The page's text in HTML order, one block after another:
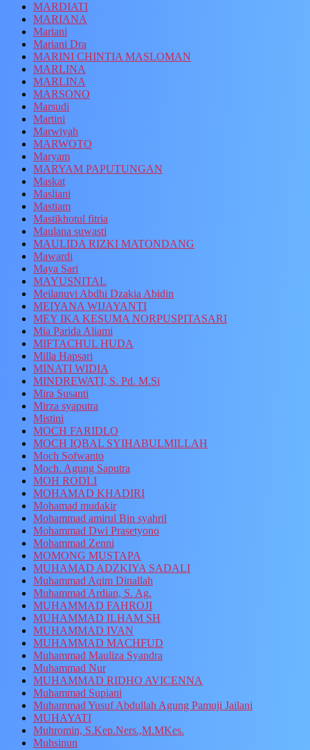
MARDIATI
MARIANA
Mariani
Mariani Dra
MARINI CHINTIA MASLOMAN
MARLINA
MARLINA
MARSONO
Marsudi
Martini
Marwiyah
MARWOTO
Maryam
MARYAM PAPUTUNGAN
Maskat
Masliani
Mastiam
Mastikhotul fitria
Maulana suwasti
MAULIDA RIZKI MATONDANG
Mawardi
Maya Sari
MAYUSNITAL
Meilanuvi Abdhi Dzakia Abidin
MEIYANA WIJAYANTI
MEY IKA KESUMA NORPUSPITASARI
Mia Parida Aliami
MIFTACHUL HUDA
Milla Hapsari
MINATI WIDIA
MINDREWATI, S. Pd. M.Si
Mira Susanti
Mirza syaputra
Mistini
MOCH FARIDLO
MOCH IQBAL SYIHABULMILLAH
Moch Sofwanto
Moch. Agung Saputra
MOH RODLI
MOHAMAD KHADIRI
Mohamad mudakir
Mohammad amirul Bin syahril
Mohammad Dwi Prasetyono
Mohammad Zenni
MOMONG MUSTAPA
MUHAMAD ADZKIYA SADALI
Muhammad Aqim Dinallah
Muhammad Ardian, S. Ag.
MUHAMMAD FAHROJI
MUHAMMAD ILHAM SH
MUHAMMAD IVAN
MUHAMMAD MACHFUD
Muhammad Mauliza Syandra
Muhammad Nur
MUHAMMAD RIDHO AVICENNA
Muhammad Supiani
Muhammad Yusuf Abdullah Agung Pamuji Jailani
MUHAYATI
Muhromin, S.Kep.Ners.,M.MKes.
Muhsinun